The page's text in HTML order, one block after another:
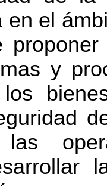
en el
y
los
las